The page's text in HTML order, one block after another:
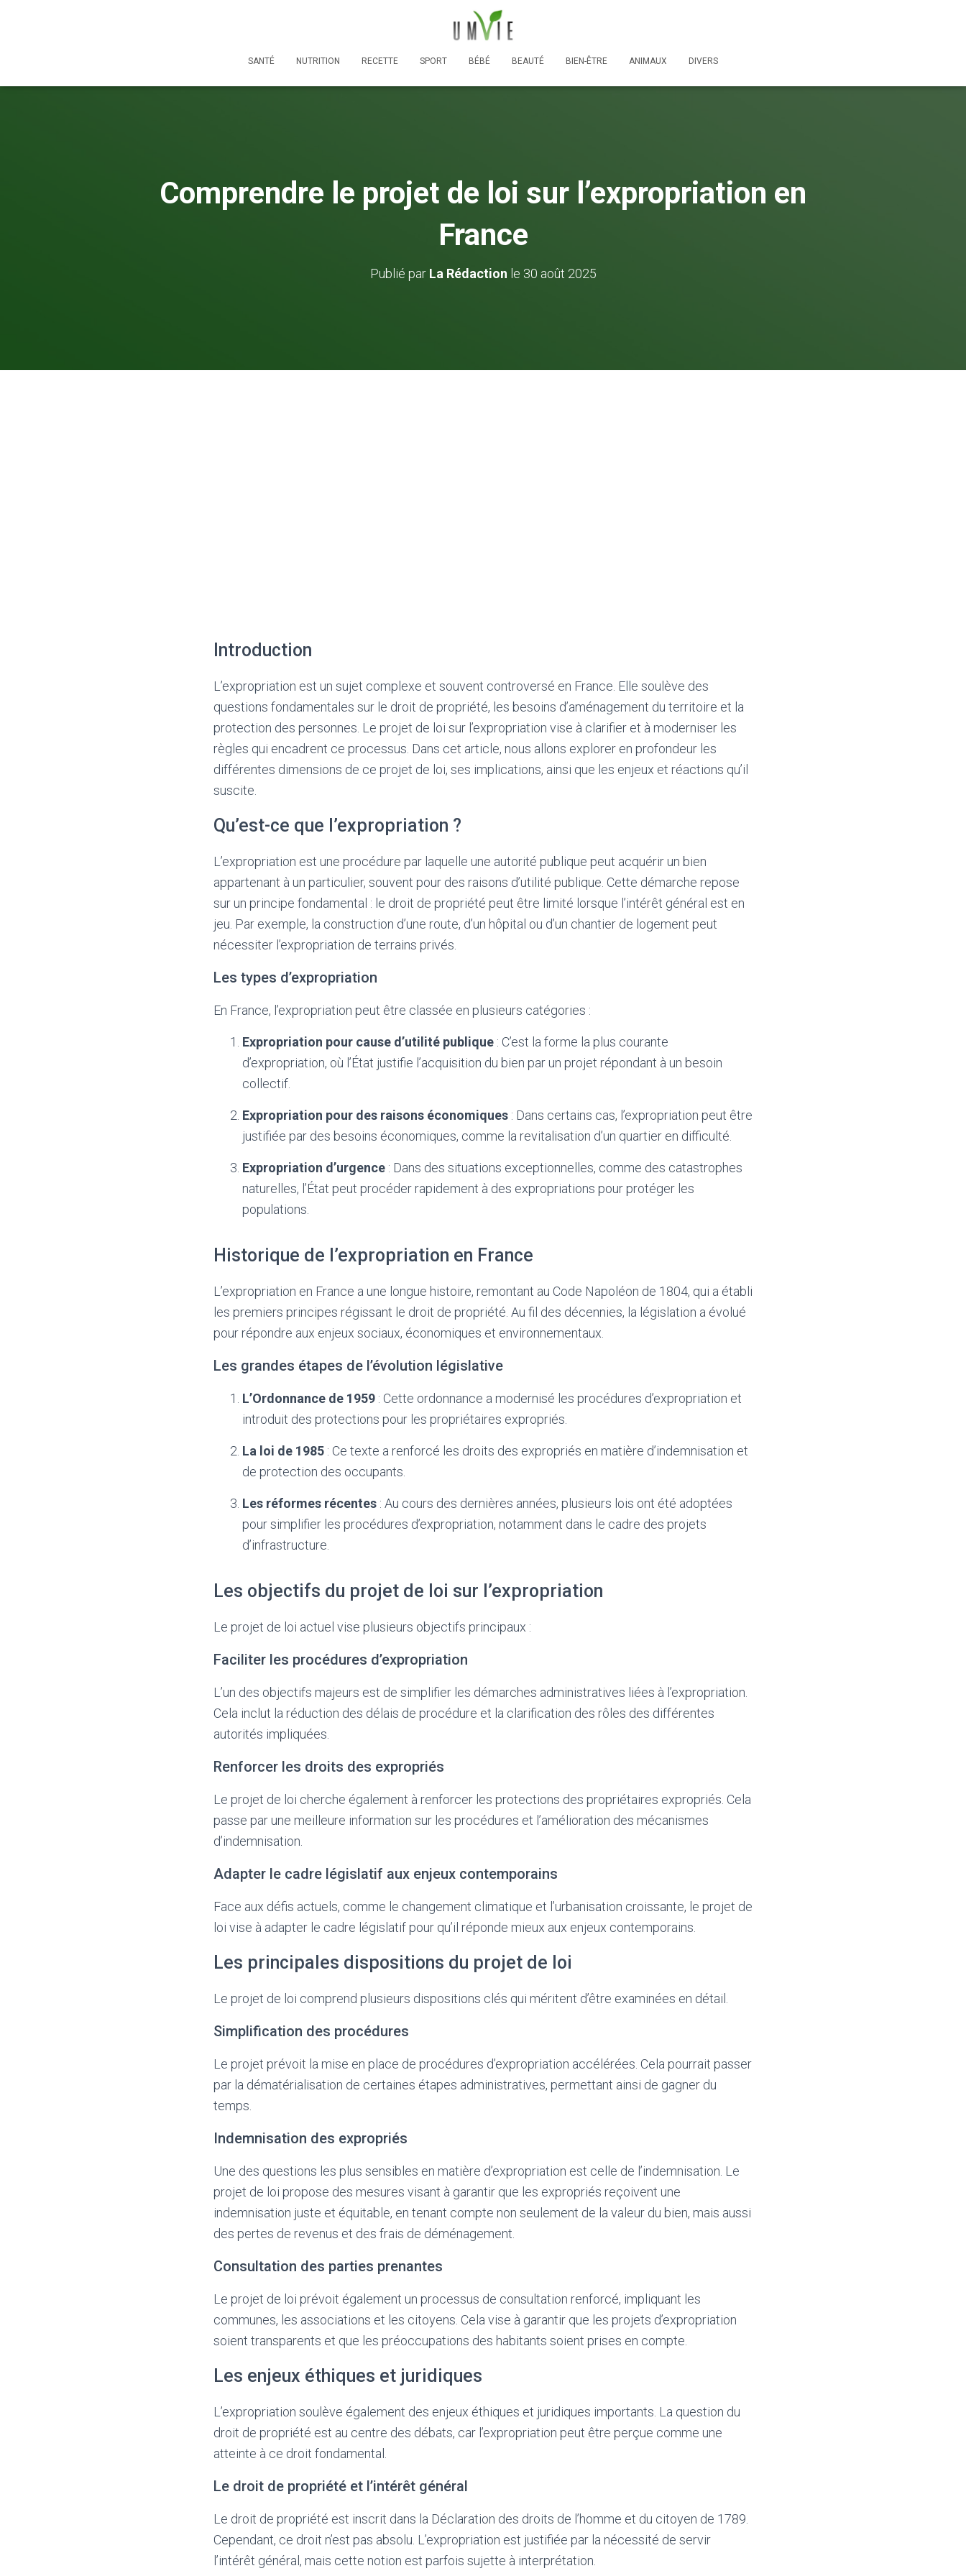
SANTÉ NUTRITION RECETTE SPORT BÉBÉ BEAUTÉ BIEN-ÊTRE ANIMAUX DIVERS
Comprendre le projet de loi sur l’expropriation en
France
Publié par La Rédaction le 30 août 2025
Introduction
L’expropriation est un sujet complexe et souvent controversé en France. Elle soulève des
questions fondamentales sur le droit de propriété, les besoins d’aménagement du territoire et la
protection des personnes. Le projet de loi sur l’expropriation vise à clarifier et à moderniser les
règles qui encadrent ce processus. Dans cet article, nous allons explorer en profondeur les
différentes dimensions de ce projet de loi, ses implications, ainsi que les enjeux et réactions qu’il
suscite.
Qu’est-ce que l’expropriation ?
L’expropriation est une procédure par laquelle une autorité publique peut acquérir un bien
appartenant à un particulier, souvent pour des raisons d’utilité publique. Cette démarche repose
sur un principe fondamental : le droit de propriété peut être limité lorsque l’intérêt général est en
jeu. Par exemple, la construction d’une route, d’un hôpital ou d’un chantier de logement peut
nécessiter l’expropriation de terrains privés.
Les types d’expropriation
En France, l’expropriation peut être classée en plusieurs catégories :
Expropriation pour cause d’utilité publique : C’est la forme la plus courante
d’expropriation, où l’État justifie l’acquisition du bien par un projet répondant à un besoin
collectif.
Expropriation pour des raisons économiques : Dans certains cas, l’expropriation peut être
justifiée par des besoins économiques, comme la revitalisation d’un quartier en difficulté.
Expropriation d’urgence : Dans des situations exceptionnelles, comme des catastrophes
naturelles, l’État peut procéder rapidement à des expropriations pour protéger les
populations.
Historique de l’expropriation en France
L’expropriation en France a une longue histoire, remontant au Code Napoléon de 1804, qui a établi
les premiers principes régissant le droit de propriété. Au fil des décennies, la législation a évolué
pour répondre aux enjeux sociaux, économiques et environnementaux.
Les grandes étapes de l’évolution législative
L’Ordonnance de 1959 : Cette ordonnance a modernisé les procédures d’expropriation et
introduit des protections pour les propriétaires expropriés.
La loi de 1985 : Ce texte a renforcé les droits des expropriés en matière d’indemnisation et
de protection des occupants.
Les réformes récentes : Au cours des dernières années, plusieurs lois ont été adoptées
pour simplifier les procédures d’expropriation, notamment dans le cadre des projets
d’infrastructure.
Les objectifs du projet de loi sur l’expropriation
Le projet de loi actuel vise plusieurs objectifs principaux :
Faciliter les procédures d’expropriation
L’un des objectifs majeurs est de simplifier les démarches administratives liées à l’expropriation.
Cela inclut la réduction des délais de procédure et la clarification des rôles des différentes
autorités impliquées.
Renforcer les droits des expropriés
Le projet de loi cherche également à renforcer les protections des propriétaires expropriés. Cela
passe par une meilleure information sur les procédures et l’amélioration des mécanismes
d’indemnisation.
Adapter le cadre législatif aux enjeux contemporains
Face aux défis actuels, comme le changement climatique et l’urbanisation croissante, le projet de
loi vise à adapter le cadre législatif pour qu’il réponde mieux aux enjeux contemporains.
Les principales dispositions du projet de loi
Le projet de loi comprend plusieurs dispositions clés qui méritent d’être examinées en détail.
Simplification des procédures
Le projet prévoit la mise en place de procédures d’expropriation accélérées. Cela pourrait passer
par la dématérialisation de certaines étapes administratives, permettant ainsi de gagner du
temps.
Indemnisation des expropriés
Une des questions les plus sensibles en matière d’expropriation est celle de l’indemnisation. Le
projet de loi propose des mesures visant à garantir que les expropriés reçoivent une
indemnisation juste et équitable, en tenant compte non seulement de la valeur du bien, mais aussi
des pertes de revenus et des frais de déménagement.
Consultation des parties prenantes
Le projet de loi prévoit également un processus de consultation renforcé, impliquant les
communes, les associations et les citoyens. Cela vise à garantir que les projets d’expropriation
soient transparents et que les préoccupations des habitants soient prises en compte.
Les enjeux éthiques et juridiques
L’expropriation soulève également des enjeux éthiques et juridiques importants. La question du
droit de propriété est au centre des débats, car l’expropriation peut être perçue comme une
atteinte à ce droit fondamental.
Le droit de propriété et l’intérêt général
Le droit de propriété est inscrit dans la Déclaration des droits de l’homme et du citoyen de 1789.
Cependant, ce droit n’est pas absolu. L’expropriation est justifiée par la nécessité de servir
l’intérêt général, mais cette notion est parfois sujette à interprétation.